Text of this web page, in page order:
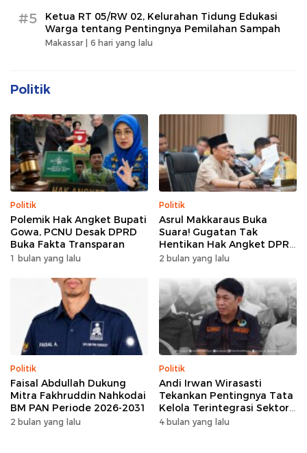
#5
Ketua RT 05/RW 02, Kelurahan Tidung Edukasi
Warga tentang Pentingnya Pemilahan Sampah
Makassar | 6 hari yang lalu
Politik
Politik
Polemik Hak Angket Bupati
Gowa, PCNU Desak DPRD
Buka Fakta Transparan
1 bulan yang lalu
Politik
Asrul Makkaraus Buka
Suara! Gugatan Tak
Hentikan Hak Angket DPRD
Gowa
2 bulan yang lalu
Politik
Faisal Abdullah Dukung
Mitra Fakhruddin Nahkodai
BM PAN Periode 2026-2031
2 bulan yang lalu
Politik
Andi Irwan Wirasasti
Tekankan Pentingnya Tata
Kelola Terintegrasi Sektor
Peternakan Sulsel
4 bulan yang lalu